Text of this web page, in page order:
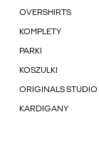
OVERSHIRTS
KOMPLETY
PARKI
KOSZULKI
ORIGINALS STUDIO
KARDIGANY